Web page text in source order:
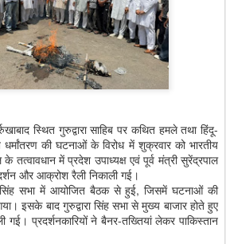
स्थित गुरुद्वारा साहिब पर कथित हमले तथा हिंदू-
की घटनाओं के विरोध में शुक्रवार को भारतीय
तत्वावधान में प्रदेश उपाध्यक्ष एवं पूर्व मंत्री सुरेंद्रपाल
और आक्रोश रैली निकाली गई।
सिंह सभा में आयोजित बैठक से हुई, जिसमें घटनाओं की
इसके बाद गुरुद्वारा सिंह सभा से मुख्य बाजार होते हुए
गई। प्रदर्शनकारियों ने बैनर-तख्तियां लेकर पाकिस्तान